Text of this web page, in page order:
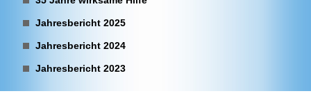
Jahresbericht 2025
Jahresbericht 2024
Jahresbericht 2023